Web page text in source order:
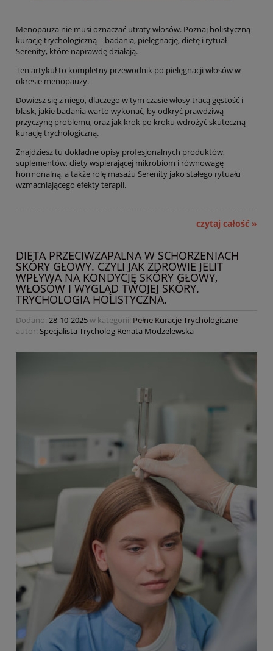
Menopauza nie musi oznaczać utraty włosów. Poznaj holistyczną
kurację trychologiczną – badania, pielęgnację, dietę i rytuał
Serenity, które naprawdę działają.
Ten artykuł to kompletny przewodnik po pielęgnacji włosów w
okresie menopauzy.
Dowiesz się z niego, dlaczego w tym czasie włosy tracą gęstość i
blask, jakie badania warto wykonać, by odkryć prawdziwą
przyczynę problemu, oraz jak krok po kroku wdrożyć skuteczną
kurację trychologiczną.
Znajdziesz tu dokładne opisy profesjonalnych produktów,
suplementów, diety wspierającej mikrobiom i równowagę
hormonalną, a także rolę masażu Serenity jako stałego rytuału
wzmacniającego efekty terapii.
czytaj całość »
DIETA PRZECIWZAPALNA W SCHORZENIACH
SKÓRY GŁOWY. CZYLI JAK ZDROWIE JELIT
WPŁYWA NA KONDYCJĘ SKÓRY GŁOWY,
WŁOSÓW I WYGLĄD TWOJEJ SKÓRY.
TRYCHOLOGIA HOLISTYCZNA.
Dodano: 28-10-2025w kategorii: Pełne Kuracje Trychologiczne
autor: Specjalista Trycholog Renata Modzelewska